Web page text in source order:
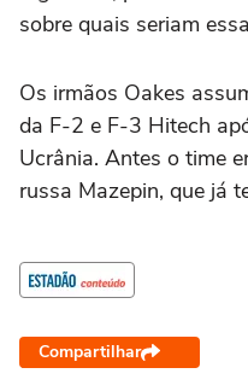
sobre quais seriam
Os irmãos Oakes
da F-2 e F-3 Hitech
Ucrânia. Antes o time
russa Mazepin, que já
Compartilhar